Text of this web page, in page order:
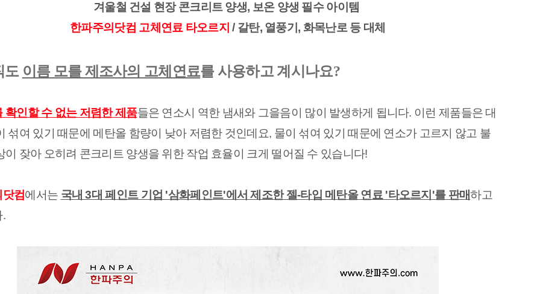
겨울철 건설 현장 콘크리트 양생, 보온 양생 필수 아이템
한파주의닷컴 고체연료 타오르지 / 갈탄, 열풍기, 화목난로 등 대체
도 이름 모를 제조사의 고체연료를 사용하고 계시나요?
확인할 수 없는 저렴한 제품들은 연소시 역한 냄새와 그을음이 많이 발생하게 됩니다. 이런 제품들은 대
섞여 있기 때문에 메탄올 함량이 낮아 저렴한 것인데요, 물이 섞여 있기 때문에 연소가 고르지 않고 불
이 잦아 오히려 콘크리트 양생을 위한 작업 효율이 크게 떨어질 수 있습니다!
컴에서는 국내 3대 페인트 기업 '삼화페인트'에서 제조한 젤-타입 메탄올 연료 '타오르지'를 판매하고
.